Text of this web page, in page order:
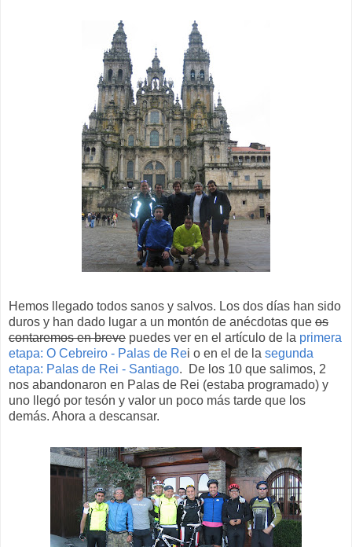
Hemos llegado todos sanos y salvos. Los dos días han sido
duros y han dado lugar a un montón de anécdotas que os
contaremos en breve puedes ver en el artículo de la primera
etapa: O Cebreiro - Palas de Rei o en el de la segunda
etapa: Palas de Rei - Santiago. De los 10 que salimos, 2
nos abandonaron en Palas de Rei (estaba programado) y
uno llegó por tesón y valor un poco más tarde que los
demás. Ahora a descansar.